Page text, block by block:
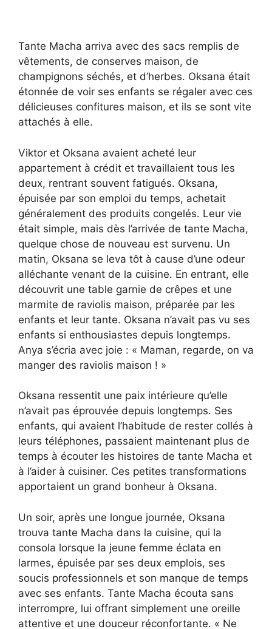
Tante Macha arriva avec des sacs remplis de
vêtements, de conserves maison, de
champignons séchés, et d’herbes. Oksana était
étonnée de voir ses enfants se régaler avec ces
délicieuses confitures maison, et ils se sont vite
attachés à elle.
Viktor et Oksana avaient acheté leur
appartement à crédit et travaillaient tous les
deux, rentrant souvent fatigués. Oksana,
épuisée par son emploi du temps, achetait
généralement des produits congelés. Leur vie
était simple, mais dès l’arrivée de tante Macha,
quelque chose de nouveau est survenu. Un
matin, Oksana se leva tôt à cause d’une odeur
alléchante venant de la cuisine. En entrant, elle
découvrit une table garnie de crêpes et une
marmite de raviolis maison, préparée par les
enfants et leur tante. Oksana n’avait pas vu ses
enfants si enthousiastes depuis longtemps.
Anya s’écria avec joie : « Maman, regarde, on va
manger des raviolis maison ! »
Oksana ressentit une paix intérieure qu’elle
n’avait pas éprouvée depuis longtemps. Ses
enfants, qui avaient l’habitude de rester collés à
leurs téléphones, passaient maintenant plus de
temps à écouter les histoires de tante Macha et
à l’aider à cuisiner. Ces petites transformations
apportaient un grand bonheur à Oksana.
Un soir, après une longue journée, Oksana
trouva tante Macha dans la cuisine, qui la
consola lorsque la jeune femme éclata en
larmes, épuisée par ses deux emplois, ses
soucis professionnels et son manque de temps
avec ses enfants. Tante Macha écouta sans
interrompre, lui offrant simplement une oreille
attentive et une douceur réconfortante. « Ne